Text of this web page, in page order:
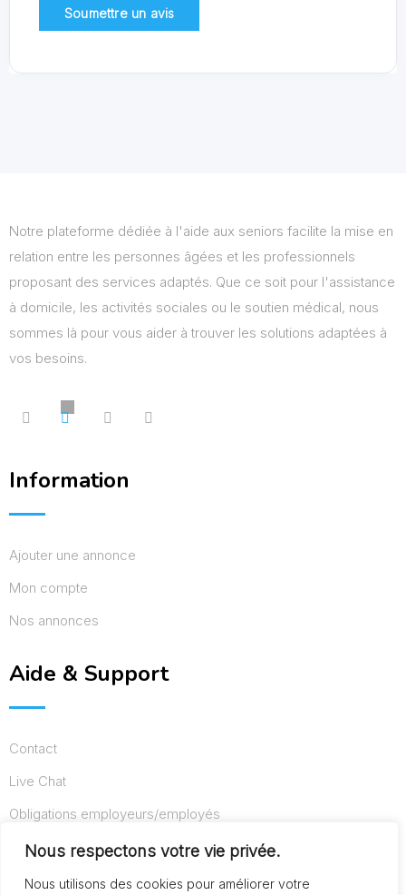
Nous respectons votre vie privée.
Nous utilisons des cookies pour améliorer votre
Notre plateforme dédiée à l'aide aux seniors facilite la mise en
relation entre les personnes âgées et les professionnels
proposant des services adaptés. Que ce soit pour l'assistance
à domicile, les activités sociales ou le soutien médical, nous
sommes là pour vous aider à trouver les solutions adaptées à
vos besoins.
Information
Ajouter une annonce
Mon compte
Nos annonces
Aide & Support
Contact
Live Chat
Obligations employeurs/employés
Conditions d’utilisation
Mentions légales